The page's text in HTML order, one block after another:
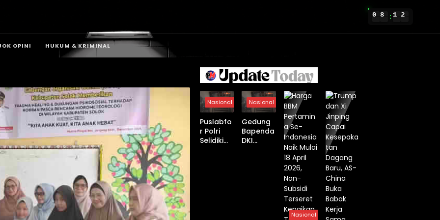
0 8 : 1 2
OPINI HUKUM & KRIMINAL
Nasional
Puslabfo
r Polri
Selidiki
Nasional
Gedung
Bapenda
DKI
Nasional